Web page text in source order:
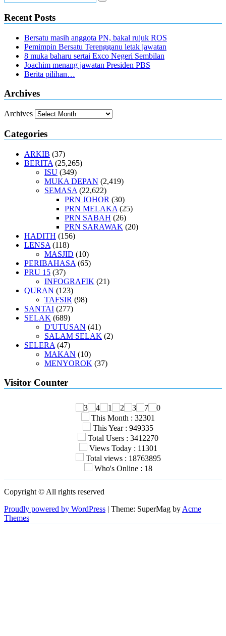
Recent Posts
Bersatu masih anggota PN, bakal rujuk ROS
Pemimpin Bersatu Terengganu letak jawatan
8 muka baharu sertai Exco Negeri Sembilan
Joachim menang jawatan Presiden PBS
Berita pilihan…
Archives
Archives
Categories
ARKIB (37)
BERITA (25,265)
ISU (349)
MUKA DEPAN (2,419)
SEMASA (22,622)
PRN JOHOR (30)
PRN MELAKA (25)
PRN SABAH (26)
PRN SARAWAK (20)
HADITH (156)
LENSA (118)
MASJID (10)
PERIBAHASA (65)
PRU 15 (37)
INFOGRAFIK (21)
QURAN (123)
TAFSIR (98)
SANTAI (277)
SELAK (689)
D'UTUSAN (41)
SALAM SELAK (2)
SELERA (47)
MAKAN (10)
MENYOROK (37)
Visitor Counter
This Month : 32301
This Year : 949335
Total Users : 3412270
Views Today : 11301
Total views : 18763895
Who's Online : 18
Copyright © All rights reserved
Proudly powered by WordPress | Theme: SuperMag by Acme
Themes